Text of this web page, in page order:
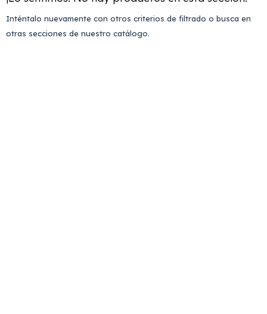
Inténtalo nuevamente con otros criterios de filtrado o busca en
otras secciones de nuestro catálogo.